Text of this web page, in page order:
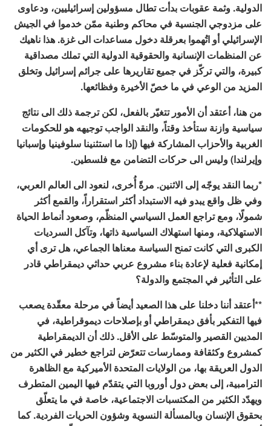
الدولية. وثمة عقوبات بدأت تطال مسؤولين إسرائيليين، ودعاوى
على مزدوجي الجنسية في محاكم وطنية ممّن خدموا في الجيش
الإسرائيلي أو اتُهموا بعرقلة دخول مساعدات الى غزة. هذا ناهيك
عن المنظمات الإنسانية والحقوقية الدولية التي تملك مصداقية
كبيرة، والتي تركّز في جميع تقاريرها على جرائم إسرائيل وتخلق
المزيد من الوعي في ما خصّ الأخيرة وفظائعها.
من هنا، أعتقد أن الأمور تتغيّر بالفعل، لكن ترجمة ذلك الى نتائج
سياسية وازنة ستأخذ وقتاً، والنقد الواجب توجيهه هو للحكومات
الغربية والأحزاب المشاركة فيها (إذا ما استثنينا سلوفينيا وإسبانيا
وإيرلندا) وليس الى حركات التضامن مع فلسطين.
*ربما النقد يوجّه إلى الاثنين. مرةً أُخرى، لنعود الى العالم العربي،
وفي ظل واقع يبدو فيه الاستبداد أكثر استقراراً، والقمع أكثر
شمولًا، ومع تراجع العمل السياسي المنظّم، وصعود أنماط الحياة
الاستهلاكية، ومنها استهلاك السياسية ذاتها، وتآكل السرديات
الكبرى التي كانت تمنح السياسة معناها الجماعي، هل ترى أي
إمكانية فعلية لإعادة بناء مشروع عربي حداثي ديمقراطي قادر
على التأثير في المجتمع والدولة؟
**أعتقد أننا دخلنا على هذا الصعيد أيضاً في مرحلة معقّدة يصعب
فيها التفكير بأفق ديمقراطي أو بإصلاحات ديموقراطية، في
المديين القصير والمتوسّط على الأقل. ذلك أن الديمقراطية
كمشروع وكثقافة وممارسات تتعرّض لتراجع خطير في الكثير من
الدول العريقة بها، من الولايات المتحدة الأميركية مع الظاهرة
الترامبية، إلى بعض دول أوروبا التي يتقدّم فيها اليمين المتطرف
ويهدّد الكثير من المكتسبات الاجتماعية، خاصة في ما يتعلّق
بحقوق الإنسان وبالمسألة النسوية وشؤون الحريات الفردية. كما